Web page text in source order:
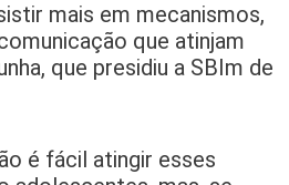
mais em mecanismos,
que atinjam
que presidiu a SBIm de
é fácil atingir esses